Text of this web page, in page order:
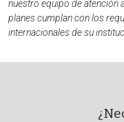
nuestro equipo de atención
planes cumplan con los
internacionales de su